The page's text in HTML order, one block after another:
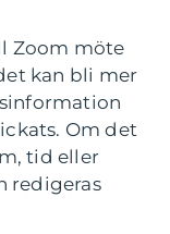
Zoom möte
kan bli mer
Om det
tid eller
redigeras